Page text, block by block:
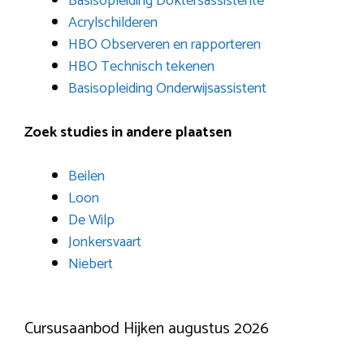
Acrylschilderen
HBO Observeren en rapporteren
HBO Technisch tekenen
Basisopleiding Onderwijsassistent
Zoek studies in andere plaatsen
Beilen
Loon
De Wilp
Jonkersvaart
Niebert
Cursusaanbod Hijken augustus 2026